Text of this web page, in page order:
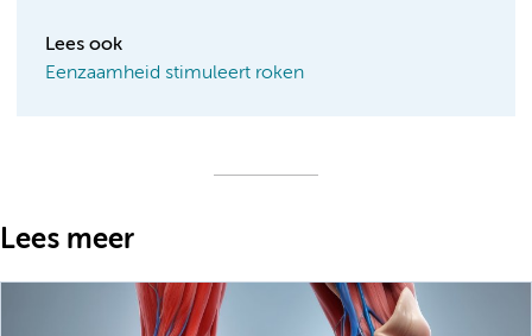
Lees ook
Eenzaamheid stimuleert roken
Lees meer